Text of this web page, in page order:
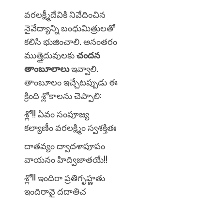
వరలక్ష్మీదేవికి నివేదించిన
నైవేద్యాన్ని బంధుమిత్రులతో
కలిసి భుజించాలి. అనంతరం
ముత్తైదువులకుచందన
తాంబూలాలుఇవ్వాలి.
తాంబూలం ఇచ్చేటప్పుడు ఈ
క్రింది శ్లోకాలను చెప్పాలి:
శ్లో!! ఏవం సంపూజ్య
కల్యాణీం వరలక్ష్మిం స్వశక్తితః
దాతవ్యం ద్వాదశాపూపం
వాయనం హిద్విజాతయే!!
శ్లో!! ఇందిరా ప్రతిగృహ్ణతు
ఇందిరావై దదాతిచ